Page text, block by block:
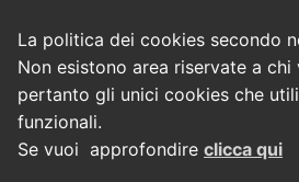
La politica dei cookies secondo
Non esistono area riservate a
pertanto gli unici cookies che
funzionali.
Se vuoi approfondire clicca qui